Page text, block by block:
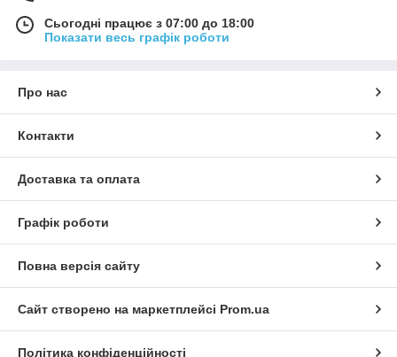
Сьогодні працює з 07:00 до 18:00
Показати весь графік роботи
Про нас
Контакти
Доставка та оплата
Графік роботи
Повна версія сайту
Сайт створено на маркетплейсі Prom.ua
Політика конфіденційності